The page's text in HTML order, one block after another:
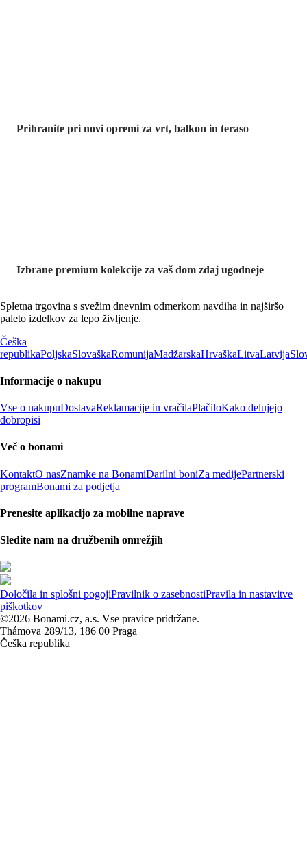
Prihranite pri novi opremi za vrt, balkon in teraso
Izbrane premium kolekcije za vaš dom zdaj ugodneje
Spletna trgovina s svežim dnevnim odmerkom navdiha in najširšo
paleto izdelkov za lepo življenje.
Češka
republikaPoljskaSlovaškaRomunijaMadžarskaHrvaškaLitvaLatvija
Informacije o nakupu
Vse o nakupuDostavaReklamacije in vračilaPlačiloKako delujejo
dobropisi
Več o bonami
KontaktO nasZnamke na BonamiDarilni boniZa medijePartnerski
programBonami za podjetja
Prenesite aplikacijo za mobilne naprave
Sledite nam na družbenih omrežjih
Določila in splošni pogojiPravilnik o zasebnostiPravila in nastavitve
piškotkov
©2026 Bonami.cz, a.s. Vse pravice pridržane.
Thámova 289/13, 186 00 Praga
Češka republika